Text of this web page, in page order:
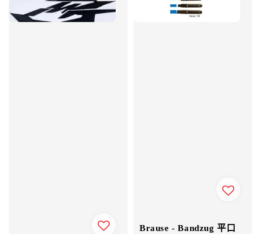
Brause - Bandzug 平口